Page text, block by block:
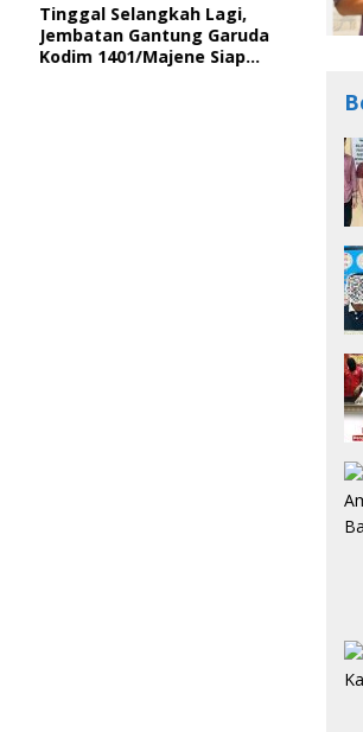
Tinggal Selangkah Lagi,
Jembatan Gantung Garuda
Kodim 1401/Majene Siap